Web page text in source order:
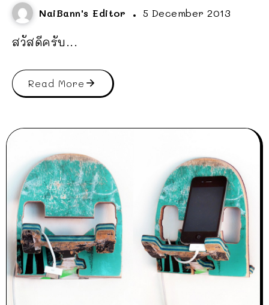
NaiBann's Editor 5 December 2013
สวัสดีครับ...
Read More